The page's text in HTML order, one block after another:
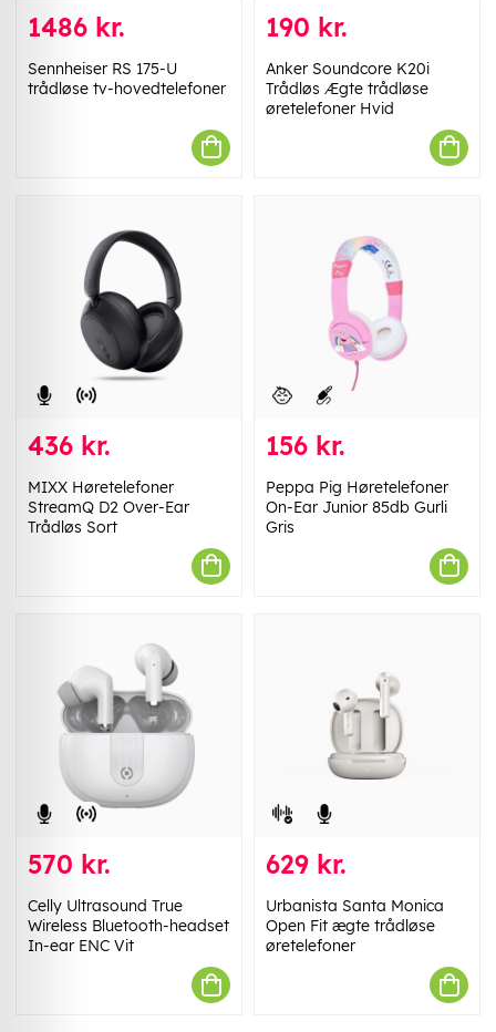
1486 kr.
Sennheiser RS 175-U
trådløse tv-hovedtelefoner
190 kr.
Anker Soundcore K20i
Trådløs Ægte trådløse
øretelefoner Hvid
436 kr.
MIXX Høretelefoner
StreamQ D2 Over-Ear
Trådløs Sort
156 kr.
Peppa Pig Høretelefoner
On-Ear Junior 85db Gurli
Gris
570 kr.
Celly Ultrasound True
Wireless Bluetooth-headset
In-ear ENC Vit
629 kr.
Urbanista Santa Monica
Open Fit ægte trådløse
øretelefoner